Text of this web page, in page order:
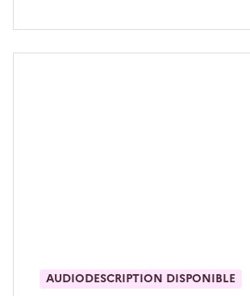
AUDIODESCRIPTION DISPONIBLE